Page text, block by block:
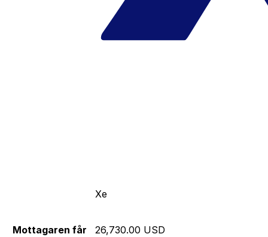
Xe
Mottagaren får
26,730.00 USD